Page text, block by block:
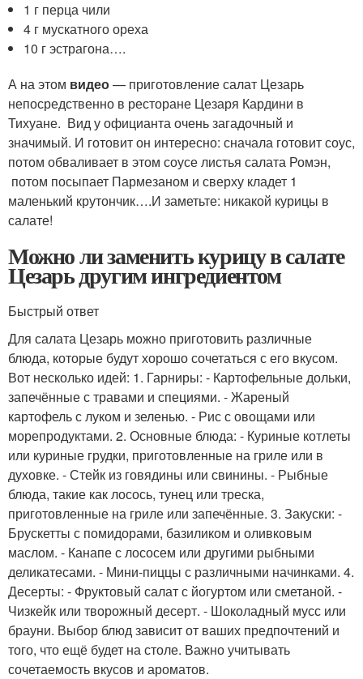
1 г перца чили
4 г мускатного ореха
10 г эстрагона….
А на этом видео— приготовление салат Цезарь
непосредственно в ресторане Цезаря Кардини в
Тихуане. Вид у официанта очень загадочный и
значимый. И готовит он интересно: сначала готовит соус,
потом обваливает в этом соусе листья салата Ромэн,
потом посыпает Пармезаном и сверху кладет 1
маленький крутончик….И заметьте: никакой курицы в
салате!
Можно ли заменить курицу в салате
Цезарь другим ингредиентом
Быстрый ответ
Для салата Цезарь можно приготовить различные
блюда, которые будут хорошо сочетаться с его вкусом.
Вот несколько идей: 1. Гарниры: - Картофельные дольки,
запечённые с травами и специями. - Жареный
картофель с луком и зеленью. - Рис с овощами или
морепродуктами. 2. Основные блюда: - Куриные котлеты
или куриные грудки, приготовленные на гриле или в
духовке. - Стейк из говядины или свинины. - Рыбные
блюда, такие как лосось, тунец или треска,
приготовленные на гриле или запечённые. 3. Закуски: -
Брускетты с помидорами, базиликом и оливковым
маслом. - Канапе с лососем или другими рыбными
деликатесами. - Мини-пиццы с различными начинками. 4.
Десерты: - Фруктовый салат с йогуртом или сметаной. -
Чизкейк или творожный десерт. - Шоколадный мусс или
брауни. Выбор блюд зависит от ваших предпочтений и
того, что ещё будет на столе. Важно учитывать
сочетаемость вкусов и ароматов.